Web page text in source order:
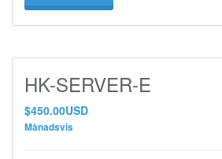
HK-SERVER-E
$450.00USD
Månadsvis